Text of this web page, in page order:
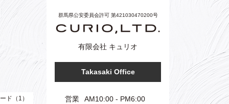
ド（1）
群馬県公安委員会許可 第421030470200号
有限会社 キュリオ
Takasaki Office
営業
AM10:00 - PM6:00